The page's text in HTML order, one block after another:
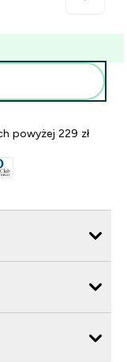
powyżej 229 zł